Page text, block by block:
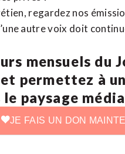
regardez nos
autre voix doit
mensuels du
permettez à
paysage
JE FAIS UN DON